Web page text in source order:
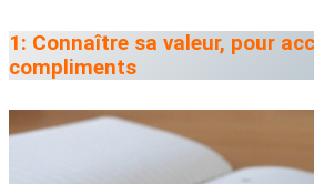
1: Connaître sa valeur, pour
compliments